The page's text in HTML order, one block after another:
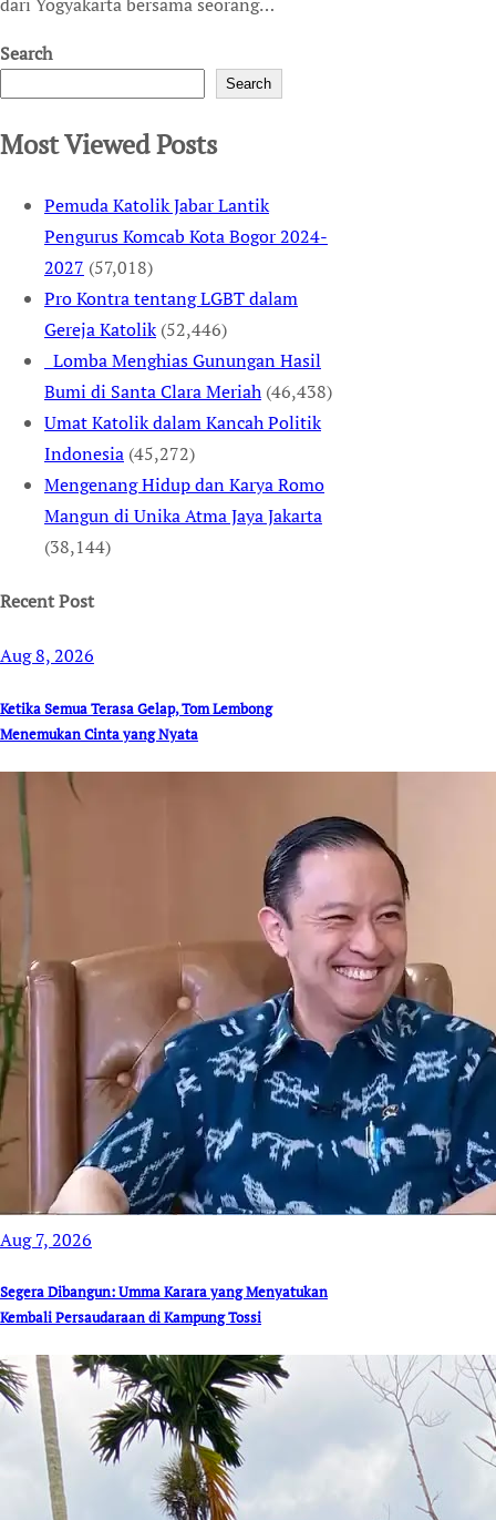
Search
Search
Most Viewed Posts
Pemuda Katolik Jabar Lantik
Pengurus Komcab Kota Bogor 2024-
2027 (57,018)
Pro Kontra tentang LGBT dalam
Gereja Katolik (52,446)
Lomba Menghias Gunungan Hasil
Bumi di Santa Clara Meriah (46,438)
Umat Katolik dalam Kancah Politik
Indonesia (45,272)
Mengenang Hidup dan Karya Romo
Mangun di Unika Atma Jaya Jakarta
(38,144)
Recent Post
Aug 8, 2026
Ketika Semua Terasa Gelap, Tom Lembong
Menemukan Cinta yang Nyata
Aug 7, 2026
Segera Dibangun: Umma Karara yang Menyatukan
Kembali Persaudaraan di Kampung Tossi